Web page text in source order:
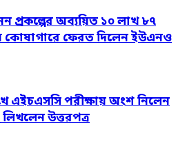
প্রকল্পের অব্যয়িত ১০ লাখ ৮৭
কোষাগারে ফেরত দিলেন ইউএনও
এইচএসসি পরীক্ষায় অংশ নিলেন
উত্তরপত্র